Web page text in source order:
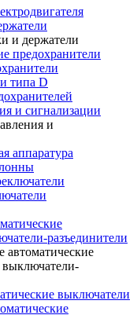
и держатели
предохранители
типа D
и сигнализации
и
аппаратура
разъединители
выключатели